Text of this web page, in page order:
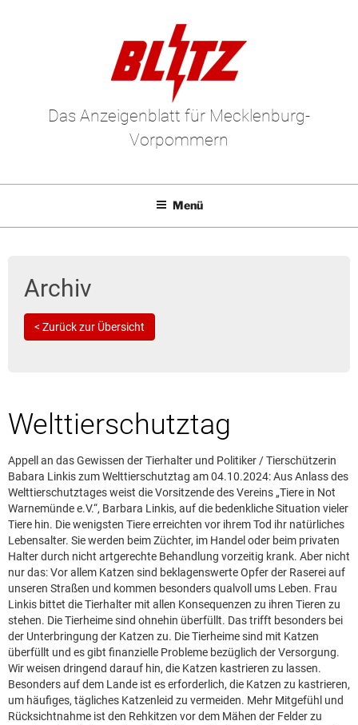
Das Anzeigenblatt für Mecklenburg-
Vorpommern
Menü
Leserbriefe lesen
Kontakt
Archiv
< Zurück zur Übersicht
Welttierschutztag
Appell an das Gewissen der Tierhalter und Politiker / Tierschützerin
Babara Linkis zum Welttierschutztag am 04.10.2024: Aus Anlass des
Welttierschutztages weist die Vorsitzende des Vereins „Tiere in Not
Warnemünde e.V.“, Barbara Linkis, auf die bedenkliche Situation vieler
Tiere hin. Die wenigsten Tiere erreichten vor ihrem Tod ihr natürliches
Lebensalter. Sie werden beim Züchter, im Handel oder beim privaten
Halter durch nicht artgerechte Behandlung vorzeitig krank. Aber nicht
nur das: Vor allem Katzen sind beklagenswerte Opfer der Raserei auf
unseren Straßen und kommen besonders qualvoll ums Leben. Frau
Linkis bittet die Tierhalter mit allen Konsequenzen zu ihren Tieren zu
stehen. Die Tierheime sind ohnehin überfüllt. Das trifft besonders bei
der Unterbringung der Katzen zu. Die Tierheime sind mit Katzen
überfüllt und es gibt finanzielle Probleme bezüglich der Versorgung.
Wir weisen dringend darauf hin, die Katzen kastrieren zu lassen.
Besonders auf dem Lande ist es erforderlich, die Katzen zu kastrieren,
um häufiges, tägliches Katzenleid zu vermeiden. Mehr Mitgefühl und
Rücksichtnahme ist den Rehkitzen vor dem Mähen der Felder zu